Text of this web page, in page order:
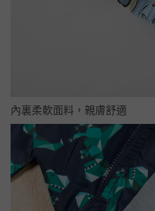
內裏柔軟面料，親膚舒適